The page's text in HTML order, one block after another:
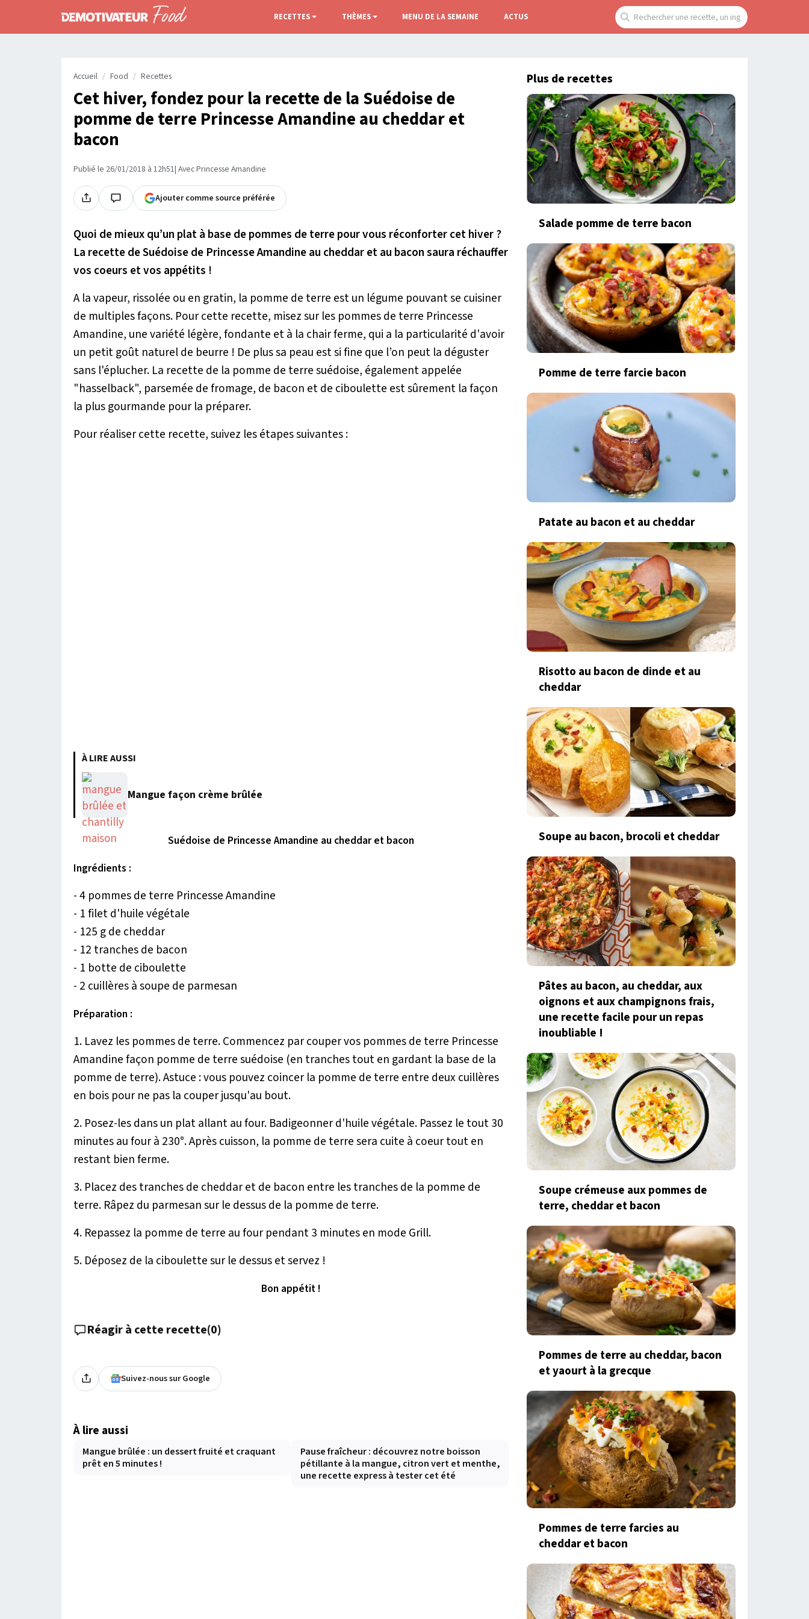
RECETTES THÈMES MENU DE LA SEMAINE ACTUS
Accueil Food Recettes
Cet hiver, fondez pour la recette de la Suédoise de
pomme de terre Princesse Amandine au cheddar et
bacon
Publié le 26/01/2018 à 12h51| Avec Princesse Amandine
Ajouter comme source préférée
Quoi de mieux qu’un plat à base de pommes de terre pour vous réconforter cet hiver ?
La recette de Suédoise de Princesse Amandine au cheddar et au bacon saura réchauffer
vos coeurs et vos appétits !
A la vapeur, rissolée ou en gratin, la pomme de terre est un légume pouvant se cuisiner
de multiples façons. Pour cette recette, misez sur les pommes de terre Princesse
Amandine, une variété légère, fondante et à la chair ferme, qui a la particularité d'avoir
un petit goût naturel de beurre ! De plus sa peau est si fine que l’on peut la déguster
sans l'éplucher. La recette de la pomme de terre suédoise, également appelée
"hasselback", parsemée de fromage, de bacon et de ciboulette est sûrement la façon
la plus gourmande pour la préparer.
Pour réaliser cette recette, suivez les étapes suivantes :
À LIRE AUSSI
Mangue façon crème brûlée
Suédoise de Princesse Amandine au cheddar et bacon
Ingrédients :
- 4 pommes de terre Princesse Amandine
- 1 filet d'huile végétale
- 125 g de cheddar
- 12 tranches de bacon
- 1 botte de ciboulette
- 2 cuillères à soupe de parmesan
Préparation :
1. Lavez les pommes de terre. Commencez par couper vos pommes de terre Princesse
Amandine façon pomme de terre suédoise (en tranches tout en gardant la base de la
pomme de terre). Astuce : vous pouvez coincer la pomme de terre entre deux cuillères
en bois pour ne pas la couper jusqu'au bout.
2. Posez-les dans un plat allant au four. Badigeonner d'huile végétale. Passez le tout 30
minutes au four à 230°. Après cuisson, la pomme de terre sera cuite à coeur tout en
restant bien ferme.
3. Placez des tranches de cheddar et de bacon entre les tranches de la pomme de
terre. Râpez du parmesan sur le dessus de la pomme de terre.
4. Repassez la pomme de terre au four pendant 3 minutes en mode Grill.
5. Déposez de la ciboulette sur le dessus et servez !
Bon appétit !
Réagir à cette recette(0)
Suivez-nous sur Google
À lire aussi
Mangue brûlée : un dessert fruité et craquant
prêt en 5 minutes !
Pause fraîcheur : découvrez notre boisson
pétillante à la mangue, citron vert et menthe,
une recette express à tester cet été
Plus de recettes
Salade pomme de terre bacon
Pomme de terre farcie bacon
Patate au bacon et au cheddar
Risotto au bacon de dinde et au
cheddar
Soupe au bacon, brocoli et cheddar
Pâtes au bacon, au cheddar, aux
oignons et aux champignons frais,
une recette facile pour un repas
inoubliable !
Soupe crémeuse aux pommes de
terre, cheddar et bacon
Pommes de terre au cheddar, bacon
et yaourt à la grecque
Pommes de terre farcies au
cheddar et bacon